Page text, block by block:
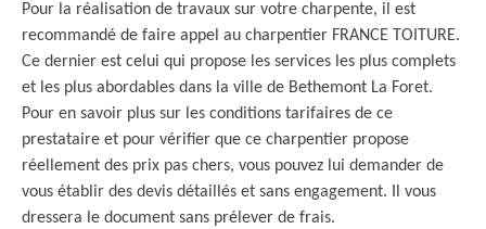
Pour la réalisation de travaux sur votre charpente, il est
recommandé de faire appel au charpentier FRANCE TOITURE.
Ce dernier est celui qui propose les services les plus complets
et les plus abordables dans la ville de Bethemont La Foret.
Pour en savoir plus sur les conditions tarifaires de ce
prestataire et pour vérifier que ce charpentier propose
réellement des prix pas chers, vous pouvez lui demander de
vous établir des devis détaillés et sans engagement. Il vous
dressera le document sans prélever de frais.